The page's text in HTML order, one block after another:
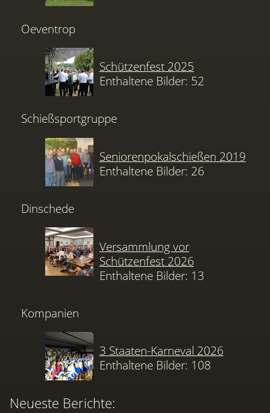
Oeventrop
Schützenfest 2025
Enthaltene Bilder: 52
Schießsportgruppe
Seniorenpokalschießen 2019
Enthaltene Bilder: 26
Dinschede
Versammlung vor
Schützenfest 2026
Enthaltene Bilder: 13
Kompanien
3 Staaten-Karneval 2026
Enthaltene Bilder: 108
Neueste Berichte: